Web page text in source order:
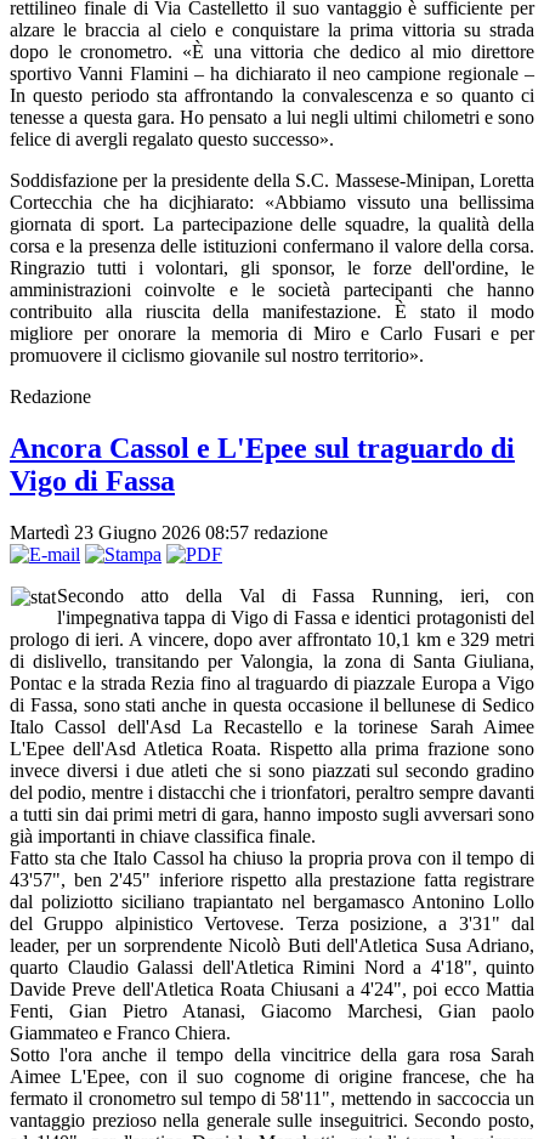
rettilineo finale di Via Castelletto il suo vantaggio è sufficiente per
alzare le braccia al cielo e conquistare la prima vittoria su strada
dopo le cronometro. «È una vittoria che dedico al mio direttore
sportivo Vanni Flamini – ha dichiarato il neo campione regionale –
In questo periodo sta affrontando la convalescenza e so quanto ci
tenesse a questa gara. Ho pensato a lui negli ultimi chilometri e sono
felice di avergli regalato questo successo».
Soddisfazione per la presidente della S.C. Massese-Minipan, Loretta
Cortecchia che ha dicjhiarato: «Abbiamo vissuto una bellissima
giornata di sport. La partecipazione delle squadre, la qualità della
corsa e la presenza delle istituzioni confermano il valore della corsa.
Ringrazio tutti i volontari, gli sponsor, le forze dell'ordine, le
amministrazioni coinvolte e le società partecipanti che hanno
contribuito alla riuscita della manifestazione. È stato il modo
migliore per onorare la memoria di Miro e Carlo Fusari e per
promuovere il ciclismo giovanile sul nostro territorio».
Redazione
Ancora Cassol e L'Epee sul traguardo di
Vigo di Fassa
Martedì 23 Giugno 2026 08:57 redazione
Secondo atto della Val di Fassa Running, ieri, con
l'impegnativa tappa di Vigo di Fassa e identici protagonisti del
prologo di ieri. A vincere, dopo aver affrontato 10,1 km e 329 metri
di dislivello, transitando per Valongia, la zona di Santa Giuliana,
Pontac e la strada Rezia fino al traguardo di piazzale Europa a Vigo
di Fassa, sono stati anche in questa occasione il bellunese di Sedico
Italo Cassol dell'Asd La Recastello e la torinese Sarah Aimee
L'Epee dell'Asd Atletica Roata. Rispetto alla prima frazione sono
invece diversi i due atleti che si sono piazzati sul secondo gradino
del podio, mentre i distacchi che i trionfatori, peraltro sempre davanti
a tutti sin dai primi metri di gara, hanno imposto sugli avversari sono
già importanti in chiave classifica finale.
Fatto sta che Italo Cassol ha chiuso la propria prova con il tempo di
43'57", ben 2'45" inferiore rispetto alla prestazione fatta registrare
dal poliziotto siciliano trapiantato nel bergamasco Antonino Lollo
del Gruppo alpinistico Vertovese. Terza posizione, a 3'31" dal
leader, per un sorprendente Nicolò Buti dell'Atletica Susa Adriano,
quarto Claudio Galassi dell'Atletica Rimini Nord a 4'18", quinto
Davide Preve dell'Atletica Roata Chiusani a 4'24", poi ecco Mattia
Fenti, Gian Pietro Atanasi, Giacomo Marchesi, Gian paolo
Giammateo e Franco Chiera.
Sotto l'ora anche il tempo della vincitrice della gara rosa Sarah
Aimee L'Epee, con il suo cognome di origine francese, che ha
fermato il cronometro sul tempo di 58'11", mettendo in saccoccia un
vantaggio prezioso nella generale sulle inseguitrici. Secondo posto,